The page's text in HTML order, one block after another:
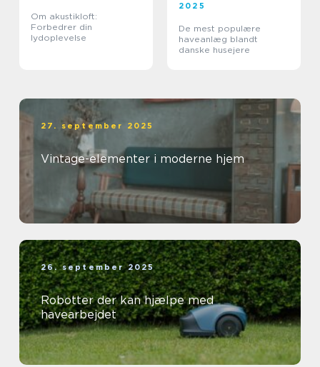
Om akustikloft:
Forbedrer din
lydoplevelse
2025
De mest populære
haveanlæg blandt
danske husejere
27. september 2025
Vintage-elementer i moderne hjem
26. september 2025
Robotter der kan hjælpe med
havearbejdet